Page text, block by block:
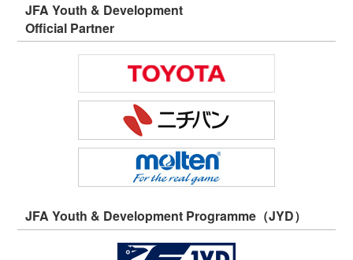
JFA Youth & Development
Official Partner
JFA Youth & Development Programme（JYD）